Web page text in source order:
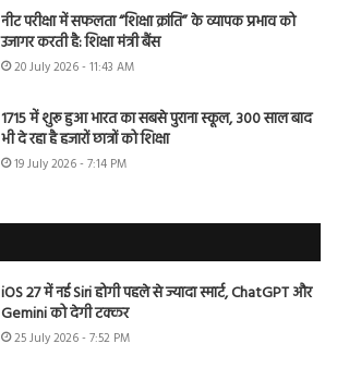
नीट परीक्षा में सफलता “शिक्षा क्रांति” के व्यापक प्रभाव को
उजागर करती है: शिक्षा मंत्री बैंस
20 July 2026 - 11:43 AM
1715 में शुरू हुआ भारत का सबसे पुराना स्कूल, 300 साल बाद
भी दे रहा है हजारों छात्रों को शिक्षा
19 July 2026 - 7:14 PM
iOS 27 में नई Siri होगी पहले से ज्यादा स्मार्ट, ChatGPT और
Gemini को देगी टक्कर
25 July 2026 - 7:52 PM